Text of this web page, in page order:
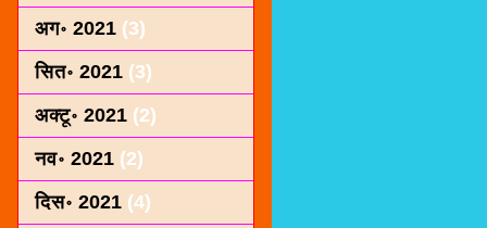
अग॰ 2021 (3)
सित॰ 2021 (3)
अक्टू॰ 2021 (2)
नव॰ 2021 (2)
दिस॰ 2021 (4)